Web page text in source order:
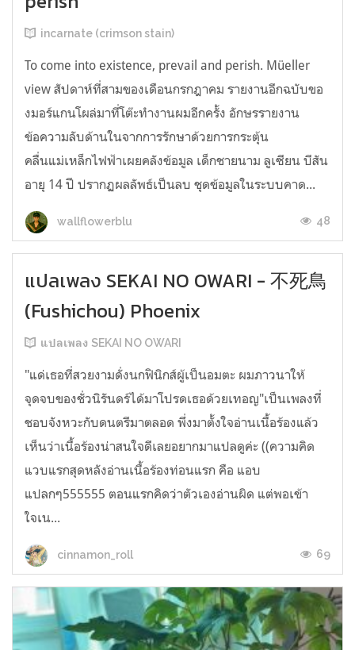
incarnate (crimson stain)
To come into existence, prevail and perish. Müeller
view สัปดาห์ที่สามของเดือนกรกฎาคม รายงานอีกฉบับขอ
งมอร์แกนโผล่มาที่โต๊ะทำงานผมอีกครั้ง อักษรรายงาน
ข้อความลับด้านในจากการรักษาด้วยการกระตุ้น
คลื่นแม่เหล็กไฟฟ้าเผยคลังข้อมูล เด็กชายนาม ลูเซียน บีสัน
อายุ 14 ปี ปรากฏผลลัพธ์เป็นลบ ชุดข้อมูลในระบบคาด...
wallflowerblu 48
แปลเพลง SEKAI NO OWARI - 不死鳥
(Fushichou) Phoenix
แปลเพลง SEKAI NO OWARI
"แด่เธอที่สวยงามดั่งนกฟินิกส์ผู้เป็นอมตะ ผมภาวนาให้
จุดจบของชั่วนิรันดร์ได้มาโปรดเธอด้วยเทอญ"เป็นเพลงที่
ชอบจังหวะกับดนตรีมาตลอด พึ่งมาตั้งใจอ่านเนื้อร้องแล้ว
เห็นว่าเนื้อร้องน่าสนใจดีเลยอยากมาแปลดูค่ะ ((ความคิด
แวบแรกสุดหลังอ่านเนื้อร้องท่อนแรก คือ แอบ
แปลกๆ555555 ตอนแรกคิดว่าตัวเองอ่านผิด แต่พอเข้า
ใจเน...
cinnamon_roll 69